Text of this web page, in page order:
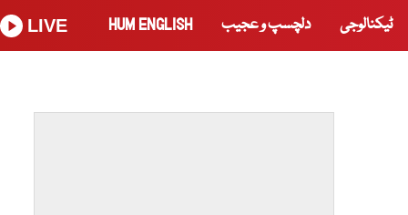
ٹیکنالوجی دلچسپ و عجیب HUM ENGLISH
LIVE